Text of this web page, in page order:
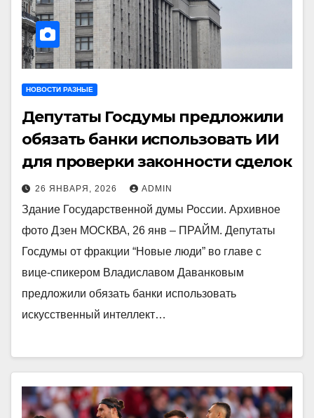
НОВОСТИ РАЗНЫЕ
Депутаты Госдумы предложили
обязать банки использовать ИИ
для проверки законности сделок
26 ЯНВАРЯ, 2026 ADMIN
Здание Государственной думы России. Архивное
фото Дзен МОСКВА, 26 янв – ПРАЙМ. Депутаты
Госдумы от фракции “Новые люди” во главе с
вице-спикером Владиславом Даванковым
предложили обязать банки использовать
искусственный интеллект…